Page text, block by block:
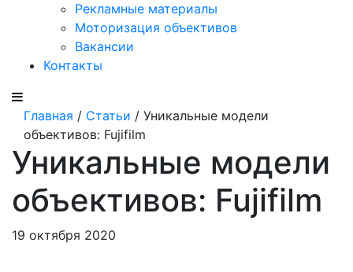
Рекламные материалы
Моторизация объективов
Вакансии
Контакты
Главная / Статьи / Уникальные модели
объективов: Fujifilm
Уникальные модели
объективов: Fujifilm
19 октября 2020